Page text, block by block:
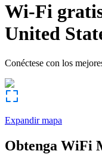
Wi-Fi
United
Conéctese con los
Expandir mapa
Obtenga WiFi